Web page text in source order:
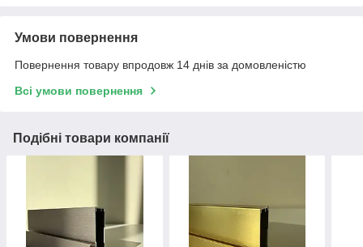
Умови повернення
Повернення товару впродовж 14 днів за домовленістю
Всі умови повернення
Подібні товари компанії